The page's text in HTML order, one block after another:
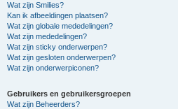
Wat zijn Smilies?
Kan ik afbeeldingen plaatsen?
Wat zijn globale mededelingen?
Wat zijn mededelingen?
Wat zijn sticky onderwerpen?
Wat zijn gesloten onderwerpen?
Wat zijn onderwerpiconen?
Gebruikers en gebruikersgroepen
Wat zijn Beheerders?